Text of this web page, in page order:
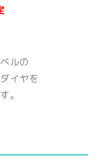
ルの
イヤを
。